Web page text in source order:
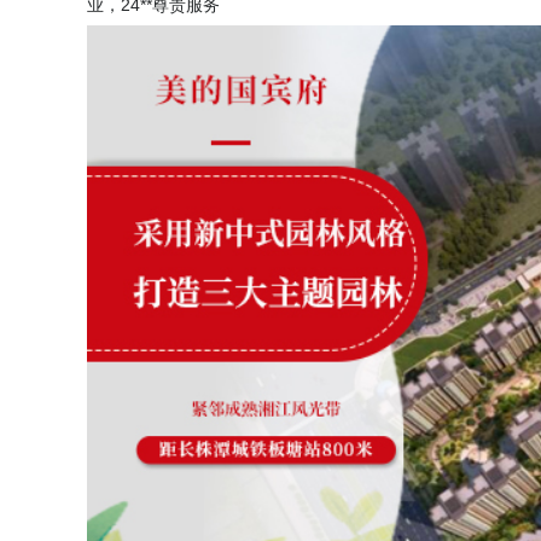
业，24**尊贵服务